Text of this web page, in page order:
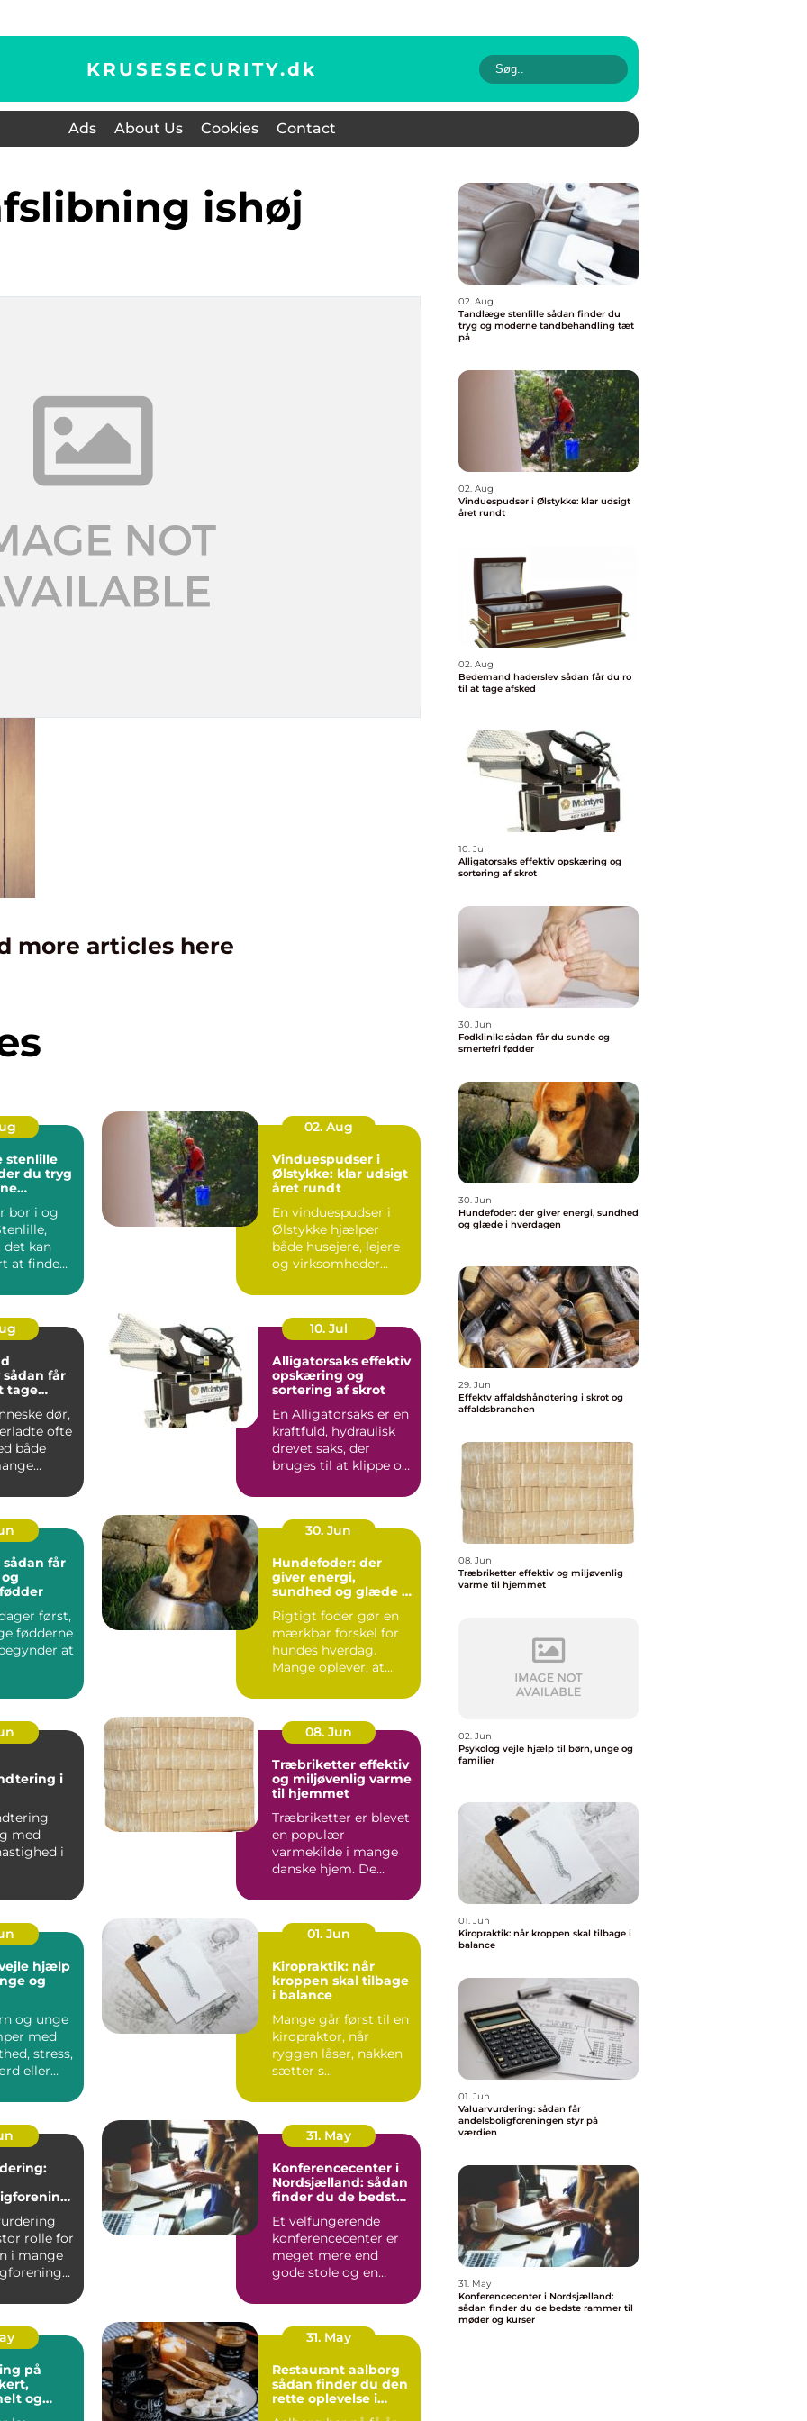
KRUSESECURITY.dk
Ads About Us Cookies Contact
ishøj
more articles here
stenlille
du tryg
bor i og
det kan
at finde
02. Aug
Vinduespudser i
Ølstykke: klar udsigt
året rundt
En vinduespudser i
Ølstykke hjælper
både husejere, lejere
og virksomheder
tage
dør,
ofte
både
10. Jul
Alligatorsaks effektiv
opskæring og
sortering af skrot
En Alligatorsaks er en
kraftfuld, hydraulisk
drevet saks, der
bruges til at klippe og
får
først,
fødderne
at
30. Jun
Hundefoder: der
giver energi,
sundhed og glæde i
Rigtigt foder gør en
mærkbar forskel for
hundes hverdag.
Mange oplever, at
i
med
i
08. Jun
Træbriketter effektiv
og miljøvenlig varme
til hjemmet
Træbriketter er blevet
en populær
varmekilde i mange
danske hjem. De
er nemme...
hjælp
og
og unge
med
stress,
eller
01. Jun
Kiropraktik: når
kroppen skal tilbage
i balance
Mange går først til en
kiropraktor, når
ryggen låser, nakken
sætter s...
rolle for
i mange
31. May
Konferencecenter i
Nordsjælland: sådan
finder du de bedste
kurser
Et velfungerende
konferencecenter er
meget mere end
gode stole og en
steder i N...
på
og
31. May
Restaurant aalborg
sådan finder du den
rette oplevelse i
02. Aug
Tandlæge stenlille sådan finder du
tryg og moderne tandbehandling tæt
på
02. Aug
Vinduespudser i Ølstykke: klar udsigt
året rundt
02. Aug
Bedemand haderslev sådan får du ro
til at tage afsked
10. Jul
Alligatorsaks effektiv opskæring og
sortering af skrot
30. Jun
Fodklinik: sådan får du sunde og
smertefri fødder
30. Jun
Hundefoder: der giver energi, sundhed
og glæde i hverdagen
29. Jun
Effektv affaldshåndtering i skrot og
affaldsbranchen
08. Jun
Træbriketter effektiv og miljøvenlig
varme til hjemmet
02. Jun
Psykolog vejle hjælp til børn, unge og
familier
01. Jun
Kiropraktik: når kroppen skal tilbage i
balance
01. Jun
Valuarvurdering: sådan får
andelsboligforeningen styr på
værdien
31. May
Konferencecenter i Nordsjælland:
sådan finder du de bedste rammer til
møder og kurser